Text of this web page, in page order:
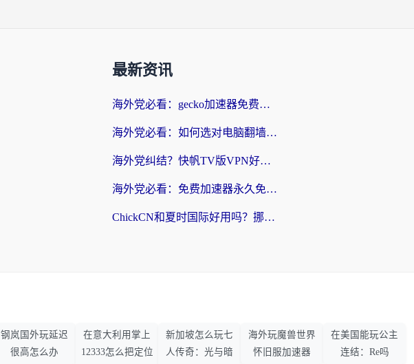
最新资讯
海外党必看：gecko加速器免费试用？教你选对回国加速器，无缝刷国内剧玩游戏
海外党必看：如何选对电脑翻墙回国软件，轻松解锁国内资源？
海外党纠结？快帆TV版VPN好用吗？和扇贝手游VPN对比哪个回国效果更好？
海外党必看：免费加速器永久免费真的存在吗？教你选对回国加速器无缝刷国内资源
ChickCN和夏时国际好用吗？挪威留学生亲测3款回国加速器，附穿梭和加速喵对比指南
钢岚国外玩延迟
很高怎么办
在意大利用掌上
12333怎么把定位
新加坡怎么玩七
人传奇：光与暗
海外玩魔兽世界
怀旧服加速器
在美国能玩公主
连结：Re吗